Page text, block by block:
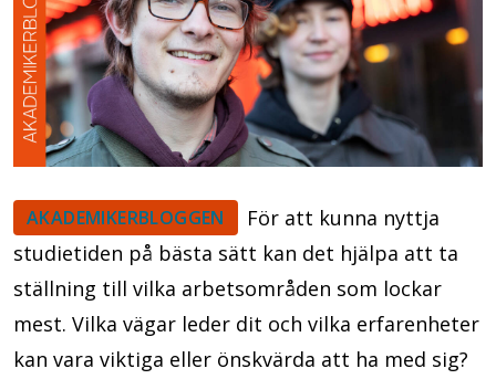
AKADEMIKERBLOGGEN
För att kunna nyttja
studietiden på bästa sätt kan det hjälpa att ta
ställning till vilka arbetsområden som lockar
mest. Vilka vägar leder dit och vilka erfarenheter
kan vara viktiga eller önskvärda att ha med sig?